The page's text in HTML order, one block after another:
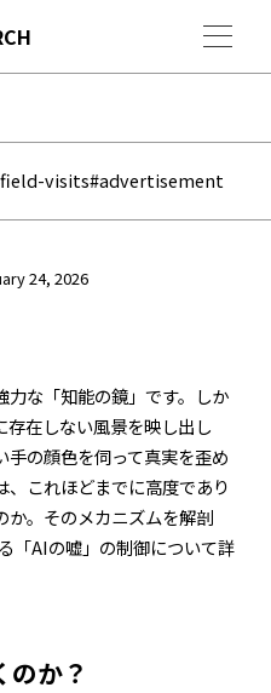
visits#advertisement
24, 2026
な「知能の鏡」です。しか
存在しない風景を映し出し
手の顔色を伺って真実を歪め
これほどまでに高度であり
か。そのメカニズムを解剖
「AIの嘘」の制御について詳
か？